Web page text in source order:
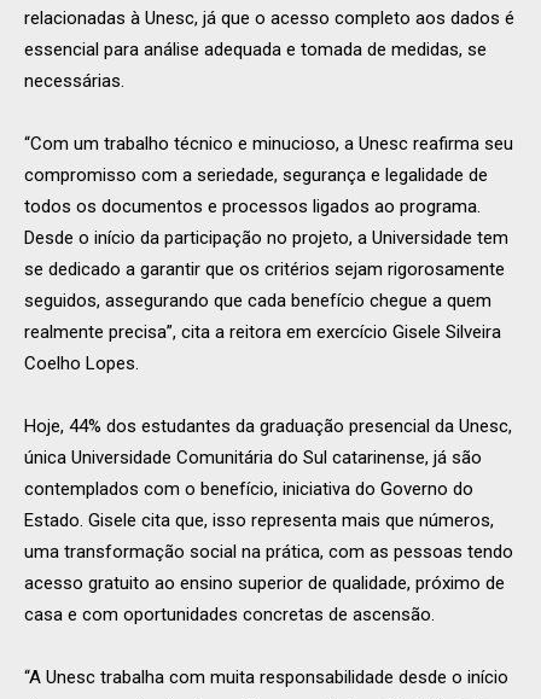
relacionadas à Unesc, já que o acesso completo aos dados é
essencial para análise adequada e tomada de medidas, se
necessárias.
“Com um trabalho técnico e minucioso, a Unesc reafirma seu
compromisso com a seriedade, segurança e legalidade de
todos os documentos e processos ligados ao programa.
Desde o início da participação no projeto, a Universidade tem
se dedicado a garantir que os critérios sejam rigorosamente
seguidos, assegurando que cada benefício chegue a quem
realmente precisa”, cita a reitora em exercício Gisele Silveira
Coelho Lopes.
Hoje, 44% dos estudantes da graduação presencial da Unesc,
única Universidade Comunitária do Sul catarinense, já são
contemplados com o benefício, iniciativa do Governo do
Estado. Gisele cita que, isso representa mais que números,
uma transformação social na prática, com as pessoas tendo
acesso gratuito ao ensino superior de qualidade, próximo de
casa e com oportunidades concretas de ascensão.
“A Unesc trabalha com muita responsabilidade desde o início